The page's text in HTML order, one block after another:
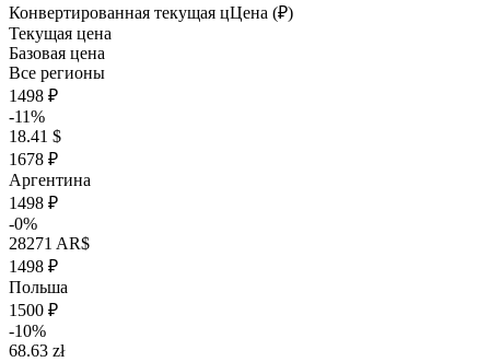
Конвертированная текущая цЦена (₽)
Текущая цена
Базовая цена
Все регионы
1498 ₽
-11%
18.41 $
1678 ₽
Аргентина
1498 ₽
-0%
28271 AR$
1498 ₽
Польша
1500 ₽
-10%
68.63 zł